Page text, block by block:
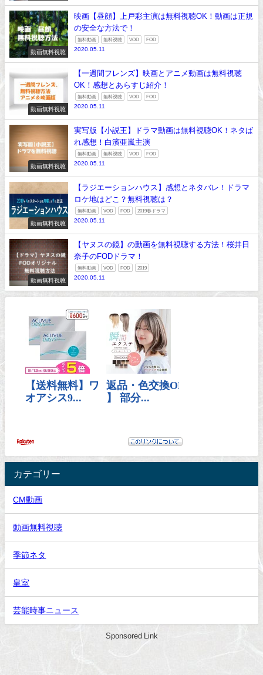
動画無料視聴
映画【昼顔】上戸彩主演は無料視聴OK！動画は正規
の安全な方法で！
無料動画 無料視聴 VOD FOD
2020.05.11
動画無料視聴
【一週間フレンズ】映画とアニメ動画は無料視聴
OK！感想とあらすじ紹介！
無料動画 無料視聴 VOD FOD
2020.05.11
動画無料視聴
実写版【小説王】ドラマ動画は無料視聴OK！ネタば
れ感想！白濱亜嵐主演
無料動画 無料視聴 VOD FOD
2020.05.11
動画無料視聴
【ラジエーションハウス】感想とネタバレ！ドラマ
ロケ地はどこ？無料視聴は？
無料動画 VOD FOD 2019春ドラマ
2020.05.11
動画無料視聴
【ヤヌスの鏡】の動画を無料視聴する方法！桜井日
奈子のFODドラマ！
無料動画 VOD FOD 2019
2020.05.11
カテゴリー
CM動画
動画無料視聴
季節ネタ
皇室
芸能時事ニュース
Sponsored Link